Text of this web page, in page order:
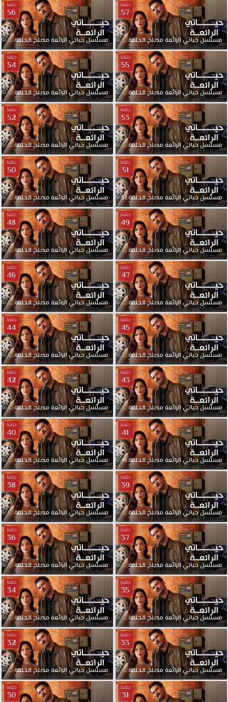
حلقة
57
مسلسلحياتي الرائعة مدبلجالحلقة57
حلقة
56
مسلسلحياتي الرائعة مدبلجالحلقة56
حلقة
55
مسلسلحياتي الرائعة مدبلجالحلقة55
حلقة
54
مسلسلحياتي الرائعة مدبلجالحلقة54
حلقة
53
مسلسلحياتي الرائعة مدبلجالحلقة53
حلقة
52
مسلسلحياتي الرائعة مدبلجالحلقة52
حلقة
51
مسلسلحياتي الرائعة مدبلجالحلقة51
حلقة
50
مسلسلحياتي الرائعة مدبلجالحلقة50
حلقة
49
مسلسلحياتي الرائعة مدبلجالحلقة49
حلقة
48
مسلسلحياتي الرائعة مدبلجالحلقة48
حلقة
47
مسلسلحياتي الرائعة مدبلجالحلقة47
حلقة
46
مسلسلحياتي الرائعة مدبلجالحلقة46
حلقة
45
مسلسلحياتي الرائعة مدبلجالحلقة45
حلقة
44
مسلسلحياتي الرائعة مدبلجالحلقة44
حلقة
43
مسلسلحياتي الرائعة مدبلجالحلقة43
حلقة
42
مسلسلحياتي الرائعة مدبلجالحلقة42
حلقة
41
مسلسلحياتي الرائعة مدبلجالحلقة41
حلقة
40
مسلسلحياتي الرائعة مدبلجالحلقة40
حلقة
39
مسلسلحياتي الرائعة مدبلجالحلقة39
حلقة
38
مسلسلحياتي الرائعة مدبلجالحلقة38
حلقة
37
مسلسلحياتي الرائعة مدبلجالحلقة37
حلقة
36
مسلسلحياتي الرائعة مدبلجالحلقة36
حلقة
35
مسلسلحياتي الرائعة مدبلجالحلقة35
حلقة
34
مسلسلحياتي الرائعة مدبلجالحلقة34
حلقة
33
مسلسلحياتي الرائعة مدبلجالحلقة33
حلقة
32
مسلسلحياتي الرائعة مدبلجالحلقة32
حلقة
31
حلقة
30